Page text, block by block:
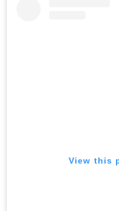
View this